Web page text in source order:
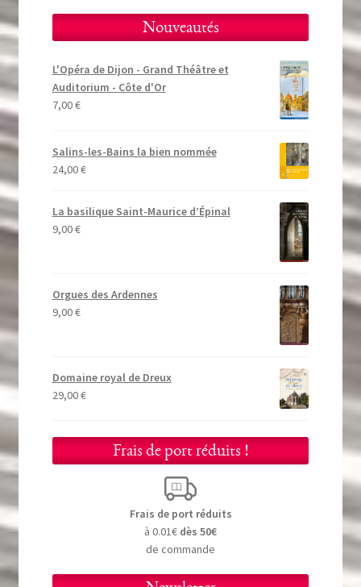
Nouveautés
L'Opéra de Dijon - Grand Théâtre et
Auditorium - Côte d'Or
7,00€
Salins-les-Bains la bien nommée
24,00€
La basilique Saint-Maurice d’Épinal
9,00€
Orgues des Ardennes
9,00€
Domaine royal de Dreux
29,00€
Frais de port réduits !
Frais de port réduits
à 0.01€ dès 50€
de commande